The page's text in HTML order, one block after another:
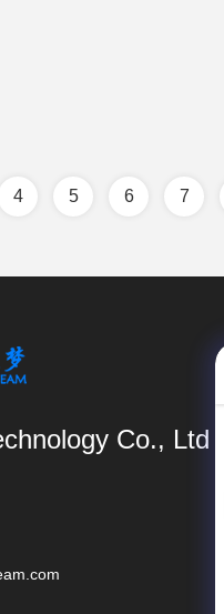
4 5 6 7
Co., Ltd